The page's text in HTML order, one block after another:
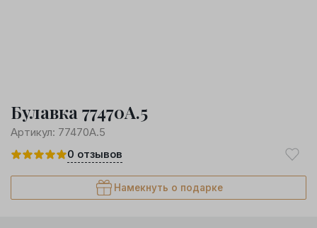
Булавка 77470А.5
Артикул: 77470А.5
0 отзывов
Намекнуть о подарке